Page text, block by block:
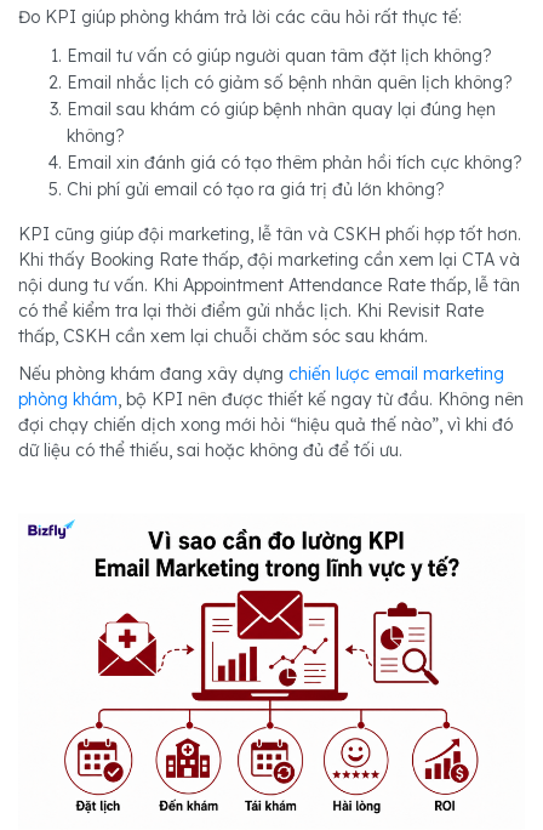
Đo KPI giúp phòng khám trả lời các câu hỏi rất thực tế:
Email tư vấn có giúp người quan tâm đặt lịch không?
Email nhắc lịch có giảm số bệnh nhân quên lịch không?
Email sau khám có giúp bệnh nhân quay lại đúng hẹn
không?
Email xin đánh giá có tạo thêm phản hồi tích cực không?
Chi phí gửi email có tạo ra giá trị đủ lớn không?
KPI cũng giúp đội marketing, lễ tân và CSKH phối hợp tốt hơn.
Khi thấy Booking Rate thấp, đội marketing cần xem lại CTA và
nội dung tư vấn. Khi Appointment Attendance Rate thấp, lễ tân
có thể kiểm tra lại thời điểm gửi nhắc lịch. Khi Revisit Rate
thấp, CSKH cần xem lại chuỗi chăm sóc sau khám.
Nếu phòng khám đang xây dựng chiến lược email marketing
phòng khám, bộ KPI nên được thiết kế ngay từ đầu. Không nên
đợi chạy chiến dịch xong mới hỏi “hiệu quả thế nào”, vì khi đó
dữ liệu có thể thiếu, sai hoặc không đủ để tối ưu.